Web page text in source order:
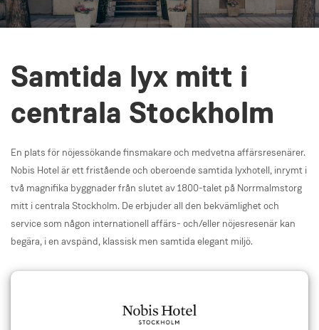
Samtida lyx mitt i
centrala Stockholm
En plats för nöjessökande finsmakare och medvetna affärsresenärer.
Nobis Hotel är ett fristående och oberoende samtida lyxhotell, inrymt i
två magnifika byggnader från slutet av 1800-talet på Norrmalmstorg
mitt i centrala Stockholm. De erbjuder all den bekvämlighet och
service som någon internationell affärs- och/eller nöjesresenär kan
begära, i en avspänd, klassisk men samtida elegant miljö.